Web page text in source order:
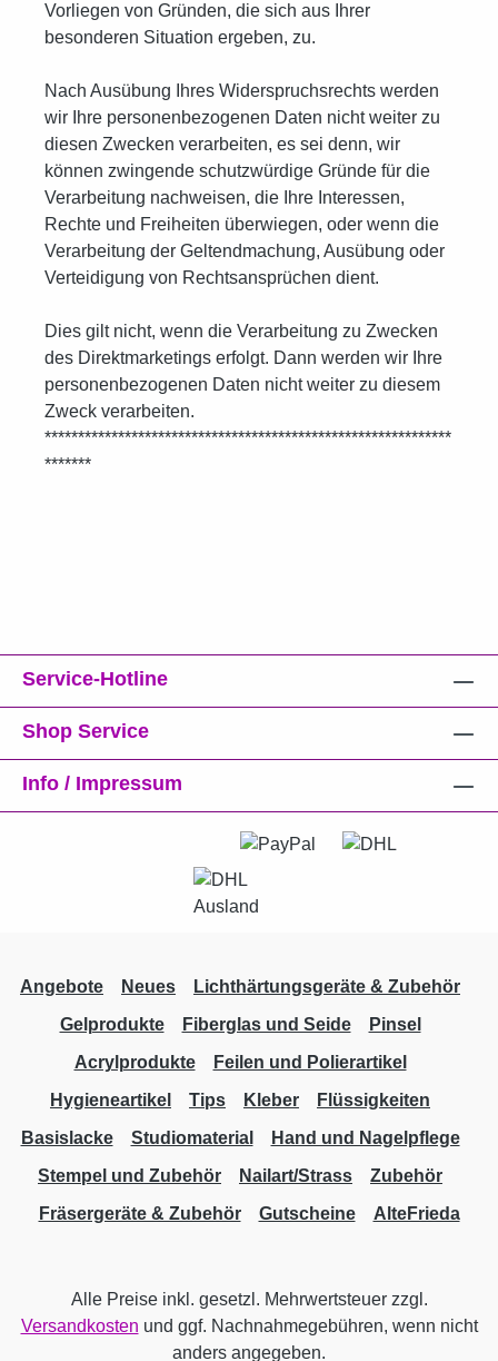
Vorliegen von Gründen, die sich aus Ihrer
besonderen Situation ergeben, zu.
Nach Ausübung Ihres Widerspruchsrechts werden
wir Ihre personenbezogenen Daten nicht weiter zu
diesen Zwecken verarbeiten, es sei denn, wir
können zwingende schutzwürdige Gründe für die
Verarbeitung nachweisen, die Ihre Interessen,
Rechte und Freiheiten überwiegen, oder wenn die
Verarbeitung der Geltendmachung, Ausübung oder
Verteidigung von Rechtsansprüchen dient.
Dies gilt nicht, wenn die Verarbeitung zu Zwecken
des Direktmarketings erfolgt. Dann werden wir Ihre
personenbezogenen Daten nicht weiter zu diesem
Zweck verarbeiten.
*************************************************************
*******
Service-Hotline
Shop Service
Info / Impressum
Angebote Neues
Lichthärtungsgeräte & Zubehör
Gelprodukte
Fiberglas und Seide
Pinsel
Acrylprodukte
Feilen und Polierartikel
Hygieneartikel
Tips Kleber
Flüssigkeiten
Basislacke
Studiomaterial
Hand und Nagelpflege
Stempel und Zubehör
Nailart/Strass
Zubehör
Fräsergeräte & Zubehör
Gutscheine AlteFrieda
Alle Preise inkl. gesetzl. Mehrwertsteuer zzgl.
Versandkosten und ggf. Nachnahmegebühren, wenn nicht
anders angegeben.